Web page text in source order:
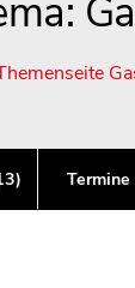
Termine